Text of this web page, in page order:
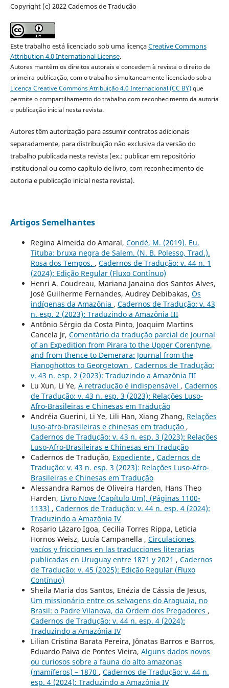
Copyright (c) 2022 Cadernos de Tradução
Este trabalho está licenciado sob uma licençaCreative Commons
Attribution 4.0 International License.
Autores mantêm os direitos autorais e concedem à revista o direito de
primeira publicação, com o trabalho simultaneamente licenciado sob a
Licença Creative Commons Atribuição 4.0 Internacional (CC BY)que
permite o compartilhamento do trabalho com reconhecimento da autoria
e publicação inicial nesta revista.
Autores têm autorização para assumir contratos adicionais
separadamente, para distribuição não exclusiva da versão do
trabalho publicada nesta revista (ex.: publicar em repositório
institucional ou como capítulo de livro, com reconhecimento de
autoria e publicação inicial nesta revista).
Artigos Semelhantes
Regina Almeida do Amaral, Condé, M. (2019). Eu,
Tituba: bruxa negra de Salem. (N. B. Polesso, Trad.).
Rosa dos Tempos. , Cadernos de Tradução: v. 44 n. 1
(2024): Edição Regular (Fluxo Contínuo)
Henri A. Coudreau, Mariana Janaina dos Santos Alves,
José Guilherme Fernandes, Audrey Debibakas, Os
indígenas da Amazônia , Cadernos de Tradução: v. 43
n. esp. 2 (2023): Traduzindo a Amazônia III
Antônio Sérgio da Costa Pinto, Joaquim Martins
Cancela Jr, Comentário da tradução parcial de Journal
of an Expedition from Pirara to the Upper Corentyne,
and from thence to Demerara: Journal from the
Pianoghottos to Georgetown , Cadernos de Tradução:
v. 43 n. esp. 2 (2023): Traduzindo a Amazônia III
Lu Xun, Li Ye, A retradução é indispensável , Cadernos
de Tradução: v. 43 n. esp. 3 (2023): Relações Luso-
Afro-Brasileiras e Chinesas em Tradução
Andréia Guerini, Li Ye, Lili Han, Xiang Zhang, Relações
luso-afro-brasileiras e chinesas em tradução ,
Cadernos de Tradução: v. 43 n. esp. 3 (2023): Relações
Luso-Afro-Brasileiras e Chinesas em Tradução
Cadernos de Tradução, Expediente , Cadernos de
Tradução: v. 43 n. esp. 3 (2023): Relações Luso-Afro-
Brasileiras e Chinesas em Tradução
Alessandra Ramos de Oliveira Harden, Hans Theo
Harden, Livro Nove (Capítulo Um), (Páginas 1100-
1133) , Cadernos de Tradução: v. 44 n. esp. 4 (2024):
Traduzindo a Amazônia IV
Rosario Lázaro Igoa, Cecilia Torres Rippa, Leticia
Hornos Weisz, Lucía Campanella , Circulaciones,
vacíos y fricciones en las traducciones literarias
publicadas en Uruguay entre 1871 y 2021 , Cadernos
de Tradução: v. 45 (2025): Edição Regular (Fluxo
Contínuo)
Sheila Maria dos Santos, Enézia de Cássia de Jesus,
Um missionário entre os selvagens do Araguaia, no
Brasil: o Padre Vilanova, da Ordem dos Pregadores ,
Cadernos de Tradução: v. 44 n. esp. 4 (2024):
Traduzindo a Amazônia IV
Lilian Cristina Barata Pereira, Jônatas Barros e Barros,
Eduardo Paiva de Pontes Vieira, Alguns dados novos
ou curiosos sobre a fauna do alto amazonas
(mamíferos) – 1870 , Cadernos de Tradução: v. 44 n.
esp. 4 (2024): Traduzindo a Amazônia IV